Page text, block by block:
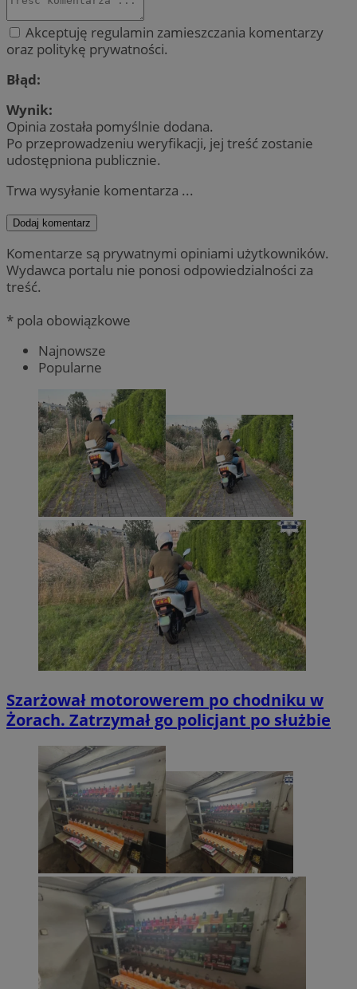
Akceptuję regulamin zamieszczania komentarzy
oraz politykę prywatności.
Błąd:
Wynik:
Opinia została pomyślnie dodana.
Po przeprowadzeniu weryfikacji, jej treść zostanie
udostępniona publicznie.
Trwa wysyłanie komentarza ...
Dodaj komentarz
Komentarze są prywatnymi opiniami użytkowników.
Wydawca portalu nie ponosi odpowiedzialności za
treść.
* pola obowiązkowe
Najnowsze
Popularne
Szarżował motorowerem po chodniku w
Żorach. Zatrzymał go policjant po służbie